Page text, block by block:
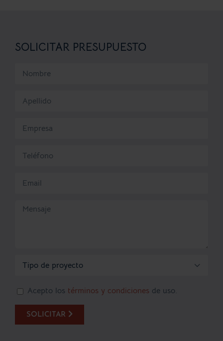
SOLICITAR PRESUPUESTO

Acepto los términos y condiciones de uso.
SOLICITAR